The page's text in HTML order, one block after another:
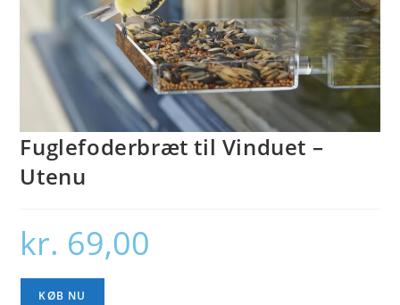
Fuglefoderbræt til Vinduet –
Utenu
kr. 69,00
KØB NU